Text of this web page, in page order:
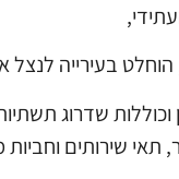
הוחלט בעירייה
שדרוג
שירותים וחביות